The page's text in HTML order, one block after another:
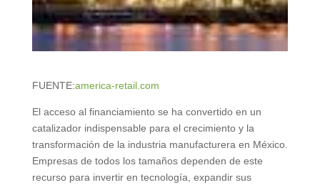
FUENTE:america-retail.com
El acceso al financiamiento se ha convertido en un
catalizador indispensable para el crecimiento y la
transformación de la industria manufacturera en México.
Empresas de todos los tamaños dependen de este
recurso para invertir en tecnología, expandir sus